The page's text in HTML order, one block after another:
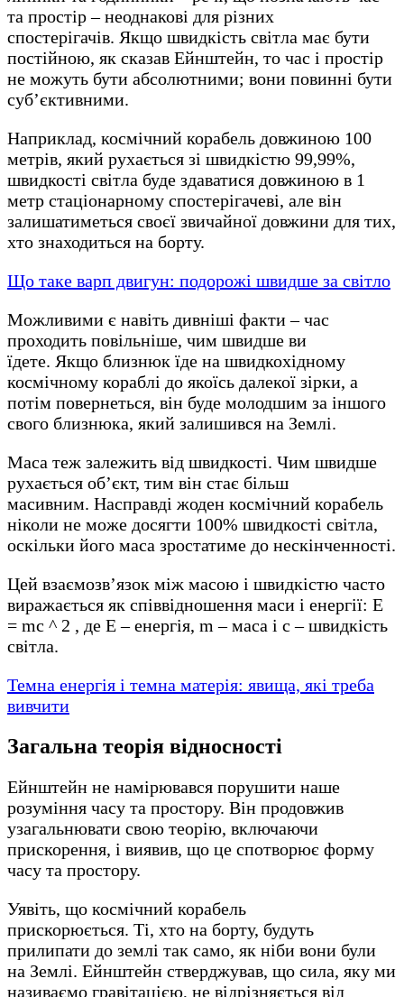
та простір – неоднакові для різних
спостерігачів. Якщо швидкість світла має бути
постійною, як сказав Ейнштейн, то час і простір
не можуть бути абсолютними; вони повинні бути
суб’єктивними.
Наприклад, космічний корабель довжиною 100
метрів, який рухається зі швидкістю 99,99%,
швидкості світла буде здаватися довжиною в 1
метр стаціонарному спостерігачеві, але він
залишатиметься своєї звичайної довжини для тих,
хто знаходиться на борту.
Що таке варп двигун: подорожі швидше за світло
Можливими є навіть дивніші факти – час
проходить повільніше, чим швидше ви
їдете. Якщо близнюк їде на швидкохідному
космічному кораблі до якоїсь далекої зірки, а
потім повернеться, він буде молодшим ​​за іншого
свого близнюка, який залишився на Землі.
Маса теж залежить від швидкості. Чим швидше
рухається об’єкт, тим він стає більш
масивним. Насправді жоден космічний корабель
ніколи не може досягти 100% швидкості світла,
оскільки його маса зростатиме до нескінченності.
Цей взаємозв’язок між масою і швидкістю часто
виражається як співвідношення маси і енергії: E
= mc ^ 2 , де E – енергія, m – маса і c – швидкість
світла.
Темна енергія і темна матерія: явища, які треба
вивчити
Загальна теорія відносності
Ейнштейн не намірювався порушити наше
розуміння часу та простору. Він продовжив
узагальнювати свою теорію, включаючи
прискорення, і виявив, що це спотворює форму
часу та простору.
Уявіть, що космічний корабель
прискорюється. Ті, хто на борту, будуть
прилипати до землі так само, як ніби вони були
на Землі. Ейнштейн стверджував, що сила, яку ми
називаємо гравітацією, не відрізняється від